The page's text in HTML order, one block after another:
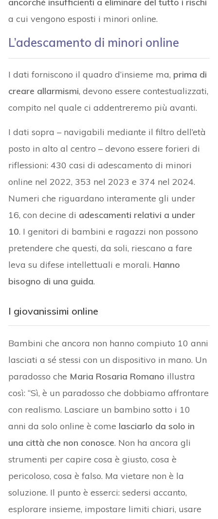
a cui vengono esposti i minori online.
L’adescamento di minori online
I dati forniscono il quadro d’insieme ma, prima di
creare allarmismi, devono essere contestualizzati,
compito nel quale ci addentreremo più avanti.
I dati sopra – navigabili mediante il filtro dell’età
posto in alto al centro – devono essere forieri di
riflessioni: 430 casi di adescamento di minori
online nel 2022, 353 nel 2023 e 374 nel 2024.
Numeri che riguardano interamente gli under
16, con decine di adescamenti relativi a under
10. I genitori di bambini e ragazzi non possono
pretendere che questi, da soli, riescano a fare
leva su difese intellettuali e morali. Hanno
bisogno di una guida.
I giovanissimi online
Bambini che ancora non hanno compiuto 10 anni
lasciati a sé stessi con un dispositivo in mano. Un
paradosso che Maria Rosaria Romano illustra
così: “Sì, è un paradosso che dobbiamo affrontare
con realismo. Lasciare un bambino sotto i 10
anni da solo online è come lasciarlo da solo in
una città che non conosce. Non ha ancora gli
strumenti per capire cosa è giusto, cosa è
pericoloso, cosa è falso. Ma vietare non è la
soluzione. Il punto è esserci: sedersi accanto,
esplorare insieme, impostare limiti chiari, usare